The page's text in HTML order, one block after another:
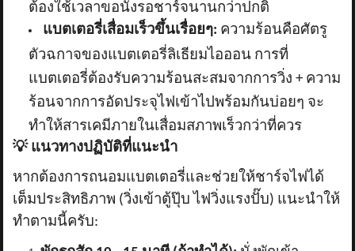
ต้องใช้เวลาขอนั่งรอชาร์จนานกว่าปกติ
แบตเตอรี่เสื่อมเร็วขึ้นเรื่อยๆ: ความร้อนคือศัตรู
ตัวฉกาจของแบตเตอรี่ลิเธียมไอออน การที่
แบตเตอรี่ต้องรับความร้อนสะสมจากการวิ่ง + ความ
ร้อนจากการอัดประจุไฟเข้าไปพร้อมกันบ่อยๆ จะ
ทำให้สารเคมีภายในเสื่อมสภาพเร็วกว่าที่ควร
💡แนวทางปฏิบัติที่แนะนำ
หากต้องการถนอมแบตเตอรี่และช่วยให้ชาร์จไฟได้
เต็มประสิทธิภาพ (วิ่งเข้าตู้ปุ๊บ ไฟวิ่งแรงปั๊บ) แนะนำให้
ทำตามนี้ครับ: